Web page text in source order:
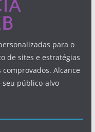
para o
de sites e estratégias
Alcance
público-alvo